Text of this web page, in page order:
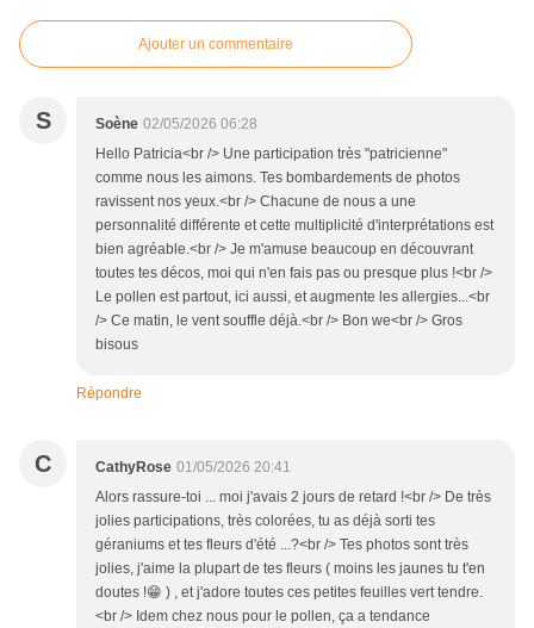
Ajouter un commentaire
S Soène 02/05/2026 06:28
Hello Patricia<br /> Une participation très "patricienne"
comme nous les aimons. Tes bombardements de photos
ravissent nos yeux.<br /> Chacune de nous a une
personnalité différente et cette multiplicité d'interprétations est
bien agréable.<br /> Je m'amuse beaucoup en découvrant
toutes tes décos, moi qui n'en fais pas ou presque plus !<br />
Le pollen est partout, ici aussi, et augmente les allergies...<br
/> Ce matin, le vent souffle déjà.<br /> Bon we<br /> Gros
bisous
Répondre
C CathyRose 01/05/2026 20:41
Alors rassure-toi ... moi j'avais 2 jours de retard !<br /> De très
jolies participations, très colorées, tu as déjà sorti tes
géraniums et tes fleurs d'été ...?<br /> Tes photos sont très
jolies, j'aime la plupart de tes fleurs ( moins les jaunes tu t'en
doutes !😁 ) , et j'adore toutes ces petites feuilles vert tendre.
<br /> Idem chez nous pour le pollen, ça a tendance